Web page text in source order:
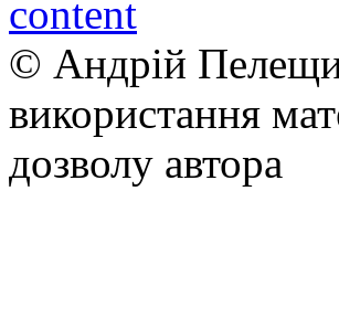
© Андрій
використання
дозволу автора